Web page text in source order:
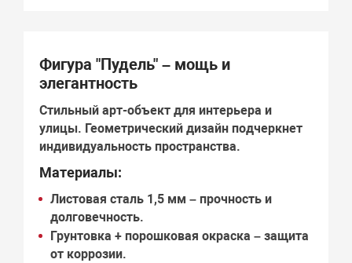
Фигура "Пудель" – мощь и
элегантность
Стильный арт-объект для интерьера и
улицы. Геометрический дизайн подчеркнет
индивидуальность пространства.
Материалы:
Листовая сталь 1,5 мм – прочность и
долговечность.
Грунтовка + порошковая окраска – защита
от коррозии.